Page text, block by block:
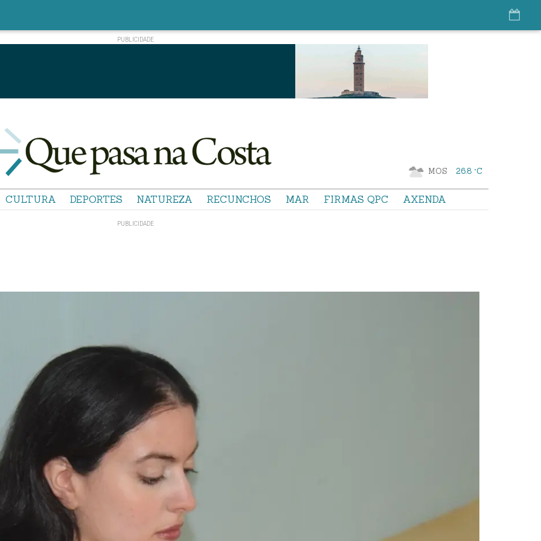
MOS 26.8 °C
CULTURA DEPORTES NATUREZA RECUNCHOS MAR FIRMAS QPC AXENDA